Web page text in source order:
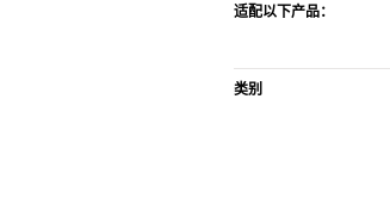
适配以下产品：
类别